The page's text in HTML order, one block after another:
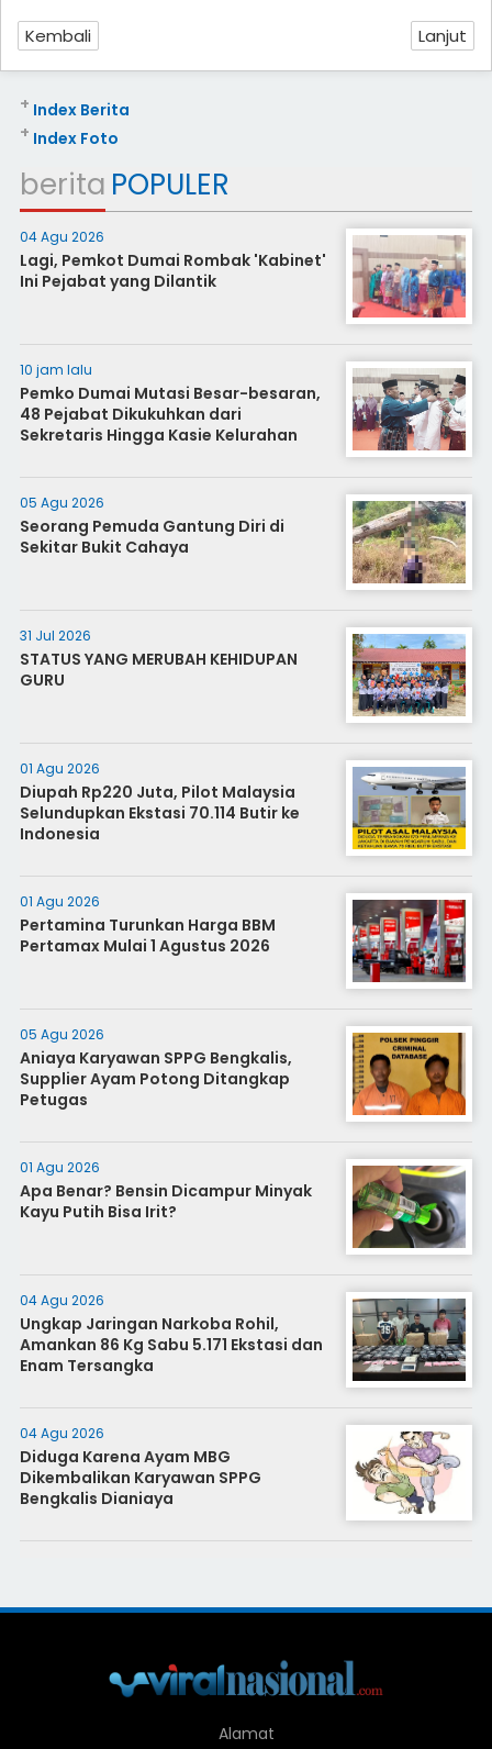
Kembali Lanjut
Index Berita
+
Index Foto
+
berita POPULER
04 Agu 2026
Lagi, Pemkot Dumai Rombak 'Kabinet'
Ini Pejabat yang Dilantik
10 jam lalu
Pemko Dumai Mutasi Besar-besaran,
48 Pejabat Dikukuhkan dari
Sekretaris Hingga Kasie Kelurahan
05 Agu 2026
Seorang Pemuda Gantung Diri di
Sekitar Bukit Cahaya
31 Jul 2026
STATUS YANG MERUBAH KEHIDUPAN
GURU
01 Agu 2026
Diupah Rp220 Juta, Pilot Malaysia
Selundupkan Ekstasi 70.114 Butir ke
Indonesia
01 Agu 2026
Pertamina Turunkan Harga BBM
Pertamax Mulai 1 Agustus 2026
05 Agu 2026
Aniaya Karyawan SPPG Bengkalis,
Supplier Ayam Potong Ditangkap
Petugas
01 Agu 2026
Apa Benar? Bensin Dicampur Minyak
Kayu Putih Bisa Irit?
04 Agu 2026
Ungkap Jaringan Narkoba Rohil,
Amankan 86 Kg Sabu 5.171 Ekstasi dan
Enam Tersangka
04 Agu 2026
Diduga Karena Ayam MBG
Dikembalikan Karyawan SPPG
Bengkalis Dianiaya
Alamat